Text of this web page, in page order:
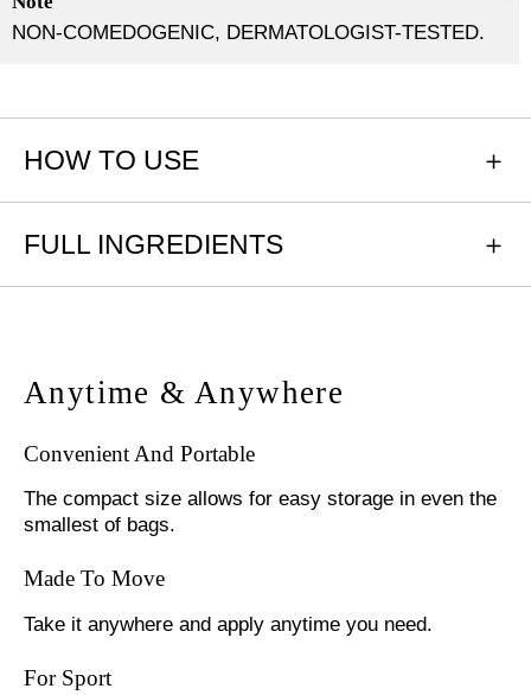
NON-COMEDOGENIC, DERMATOLOGIST-TESTED.
HOW TO USE
FULL INGREDIENTS
Anytime & Anywhere
Convenient And Portable
The compact size allows for easy storage in even the
smallest of bags.
Made To Move
Take it anywhere and apply anytime you need.
For Sport